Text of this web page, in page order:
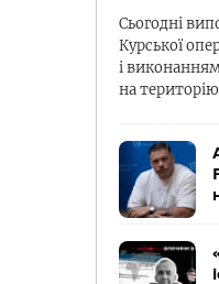
Сьогодні
Курської
і виконанням
на